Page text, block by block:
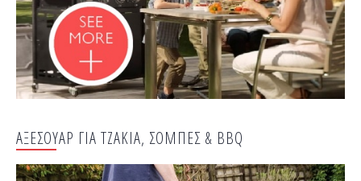
ΑΞΕΣΟΥΑΡ ΓΙΑ ΤΖΑΚΙΑ, ΣΟΜΠΕΣ & BBQ